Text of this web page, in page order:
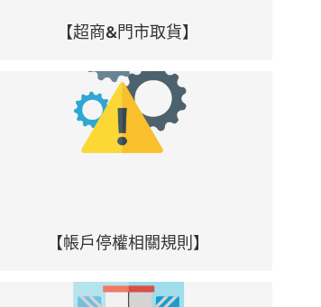
【超商&門市取貨】
【帳戶停權相關規則】